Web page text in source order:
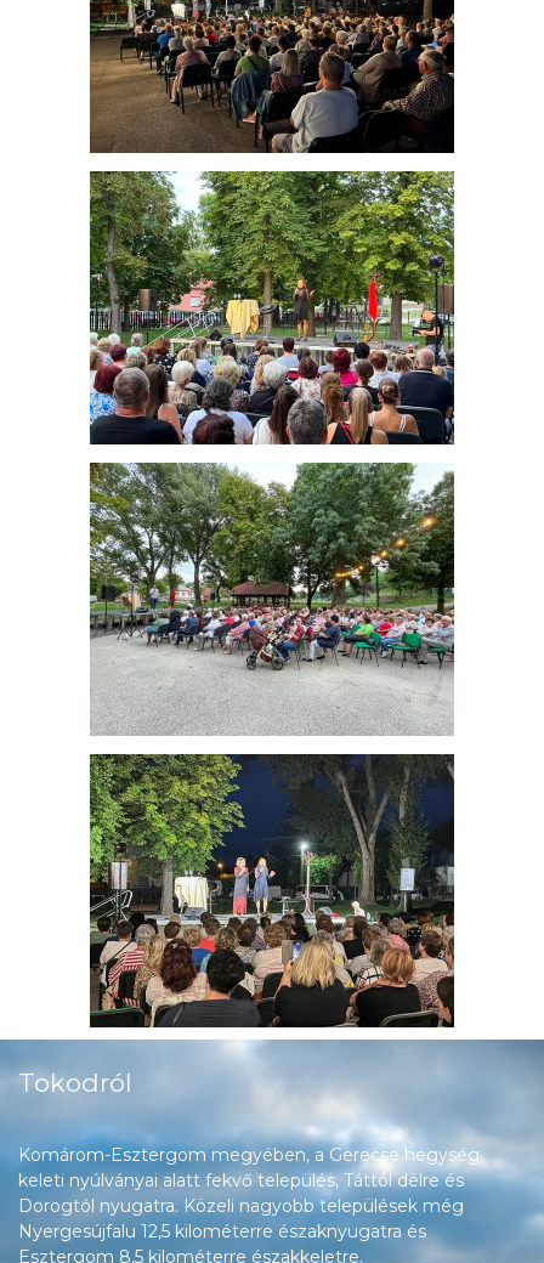
Tokodról
Komárom-Esztergom megyében, a Gerecse hegység
keleti nyúlványai alatt fekvő település, Táttól délre és
Dorogtól nyugatra. Közeli nagyobb települések még
Nyergesújfalu 12,5 kilométerre északnyugatra és
Esztergom 8,5 kilométerre északkeletre.